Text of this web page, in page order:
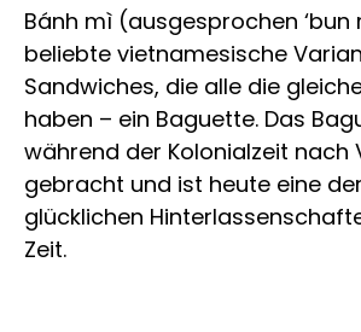
Bánh mì (ausgesprochen ‘bun
beliebte vietnamesische
Sandwiches, die alle die
haben – ein Baguette. Das
während der Kolonialzeit nach
gebracht und ist heute eine
glücklichen
Zeit.